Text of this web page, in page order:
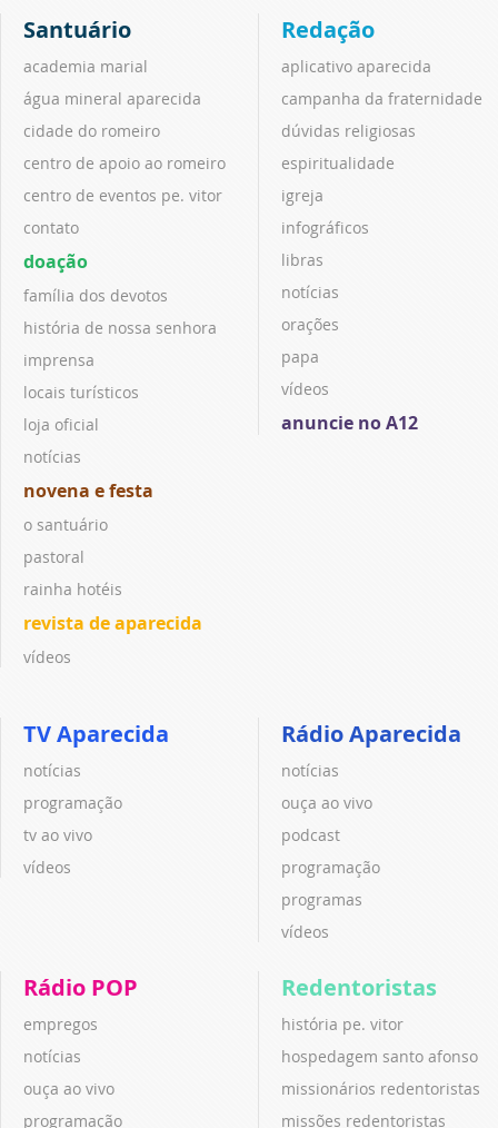
Santuário
academia marial
água mineral aparecida
cidade do romeiro
centro de apoio ao romeiro
centro de eventos pe. vitor
contato
doação
família dos devotos
história de nossa senhora
imprensa
locais turísticos
loja oficial
notícias
novena e festa
o santuário
pastoral
rainha hotéis
revista de aparecida
vídeos
Redação
aplicativo aparecida
campanha da fraternidade
dúvidas religiosas
espiritualidade
igreja
infográficos
libras
notícias
orações
papa
vídeos
anuncie no A12
TV Aparecida
notícias
programação
tv ao vivo
vídeos
Rádio Aparecida
notícias
ouça ao vivo
podcast
programação
programas
vídeos
Rádio POP
empregos
notícias
ouça ao vivo
programação
Redentoristas
história pe. vitor
hospedagem santo afonso
missionários redentoristas
missões redentoristas